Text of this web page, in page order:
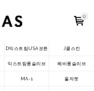
0
D익스트림USA코튼 J쿨스킨
익스트림롱슬리브 헤비롱슬리브
MA-1 울자켓